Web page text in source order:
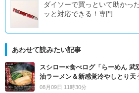
ダイソーで買っといて助かっ
ッと対応できる！専門...
あわせて読みたい記事
スシロー×食べログ「らーめん 武
油ラーメン＆新感覚冷やしとり天
08月09日 11時30分